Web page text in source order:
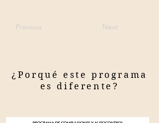
Previous Next
¿Porqué este programa
es diferente?